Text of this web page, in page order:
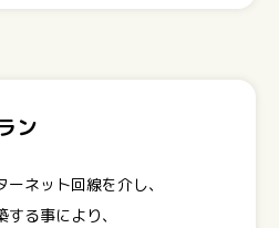
ン
ネット回線を介し、
る事により、